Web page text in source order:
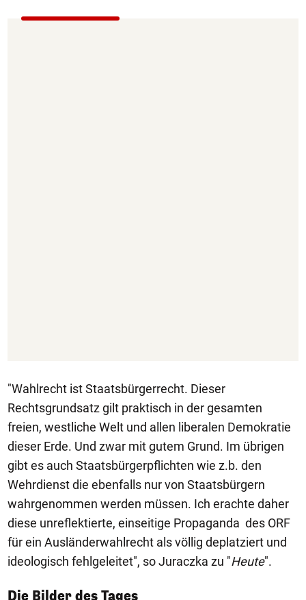
"Wahlrecht ist Staatsbürgerrecht. Dieser
Rechtsgrundsatz gilt praktisch in der gesamten
freien, westliche Welt und allen liberalen Demokratie
dieser Erde. Und zwar mit gutem Grund. Im übrigen
gibt es auch Staatsbürgerpflichten wie z.b. den
Wehrdienst die ebenfalls nur von Staatsbürgern
wahrgenommen werden müssen. Ich erachte daher
diese unreflektierte, einseitige Propaganda des ORF
für ein Ausländerwahlrecht als völlig deplatziert und
ideologisch fehlgeleitet", so Juraczka zu "Heute".
1/50